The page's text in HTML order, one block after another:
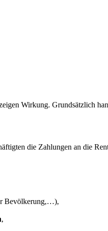
Wirkung. Grundsätzlich
die Zahlungen an die
Bevölkerung,…),
,